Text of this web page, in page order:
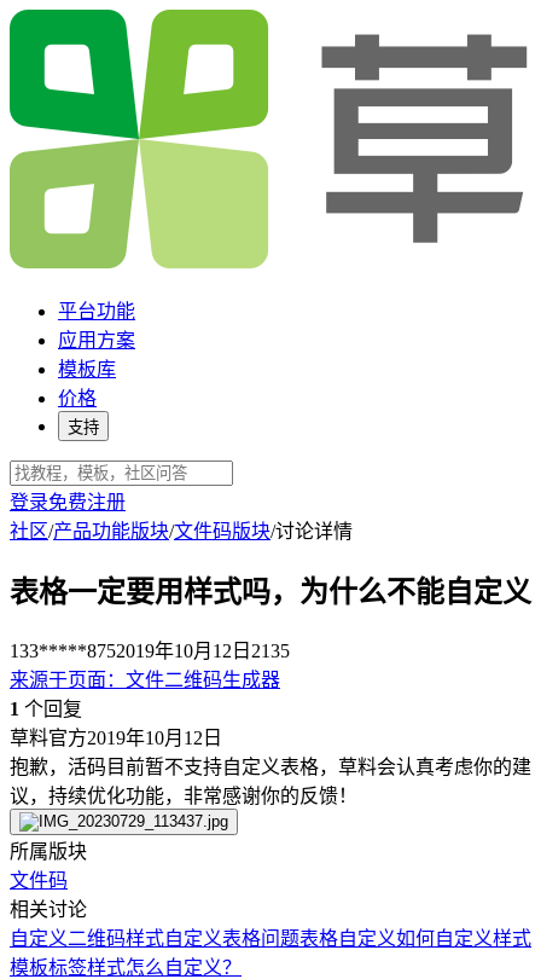
平台功能
应用方案
模板库
价格
支持
登录免费注册
社区/产品功能版块/文件码版块/讨论详情
表格一定要用样式吗，为什么不能自定义
133*****8752019年10月12日 2135
来源于页面 ： 文件二维码生成器
1 个回复
草料官方2019年10月12日
抱歉，活码目前暂不支持自定义表格，草料会认真考虑你的建
议，持续优化功能，非常感谢你的反馈！
所属版块
文件码
相关讨论
自定义二维码样式自定义表格问题表格自定义如何自定义样式
模板标签样式怎么自定义？